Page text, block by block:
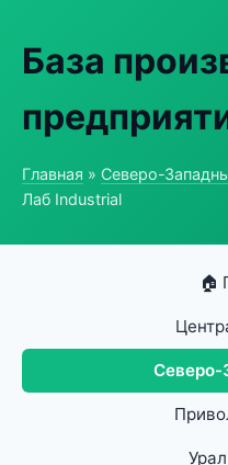
База
Главная » Северо-
Лаб Industrial
🏠